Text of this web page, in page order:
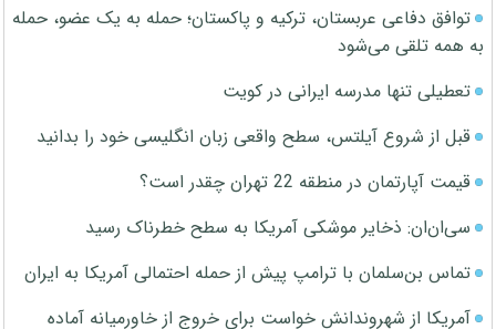
توافق دفاعی عربستان، ترکیه و پاکستان؛ حمله به یک عضو، حمله
به همه تلقی می‌شود
تعطیلی تنها مدرسه ایرانی در کویت
قبل از شروع آیلتس، سطح واقعی زبان انگلیسی خود را بدانید
قیمت آپارتمان در منطقه 22 تهران چقدر است؟
سی‌ان‌ان: ذخایر موشکی آمریکا به سطح خطرناک رسید
تماس بن‌سلمان با ترامپ پیش از حمله احتمالی آمریکا به ایران
آمریکا از شهروندانش خواست برای خروج از خاورمیانه آماده